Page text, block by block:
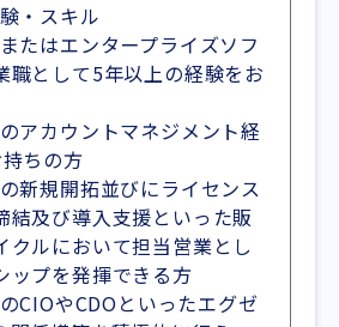
・スキル
たはエンタープライズソフ
職として5年以上の経験をお
アカウントマネジメント経
ちの方
新規開拓並びにライセンス
結及び導入支援といった販
クルにおいて担当営業とし
ップを発揮できる方
CIOやCDOといったエグゼ